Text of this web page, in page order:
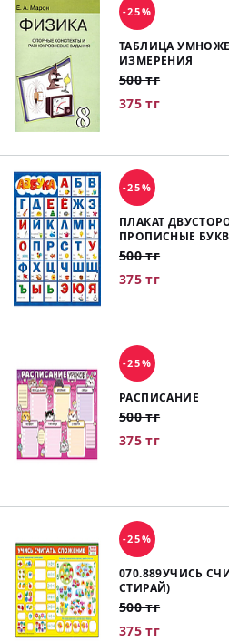
-25%
ТАБЛИЦА
ИЗМЕРЕНИЯ
500 тг
375 тг
-25%
ПЛАКАТ
ПРОПИСНЫЕ
500 тг
375 тг
-25%
РАСПИСАНИЕ
500 тг
375 тг
-25%
070.889УЧИСЬ
СТИРАЙ)
500 тг
375 тг